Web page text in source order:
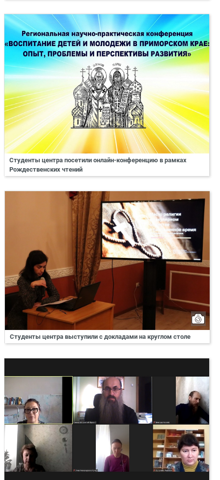
Студенты центра посетили онлайн-конференцию в рамках
Рождественских чтений
Студенты центра выступили с докладами на круглом столе